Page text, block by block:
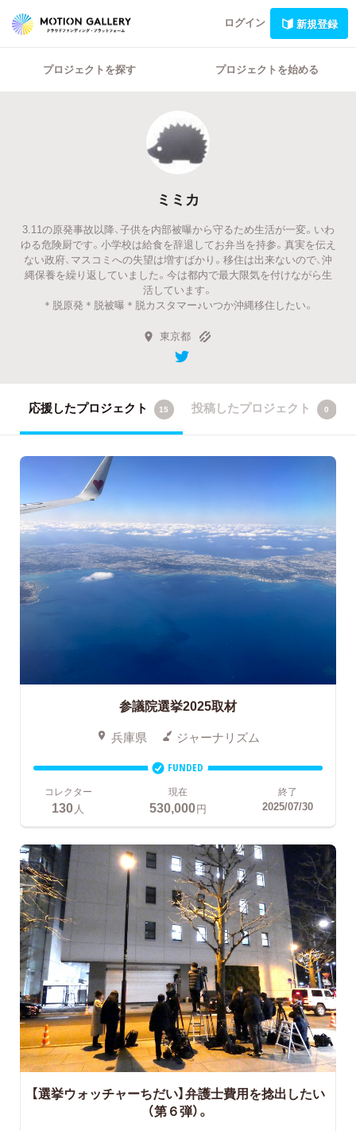
ログイン 新規登録
プロジェクトを探す プロジェクトを始める
ミミカ
3.11の原発事故以降、子供を内部被曝から守るため生活が一変。いわ
ゆる危険厨です。小学校は給食を辞退してお弁当を持参。真実を伝え
ない政府、マスコミへの失望は増すばかり。移住は出来ないので、沖
縄保養を繰り返していました。今は都内で最大限気を付けながら生
活しています。
＊脱原発＊脱被曝＊脱カスタマー♪いつか沖縄移住したい。
東京都
応援したプロジェクト 15 投稿したプロジェクト 0
参議院選挙2025取材
兵庫県 ジャーナリズム
FUNDED
コレクター
130 人
現在
530,000円
終了
2025/07/30
【選挙ウォッチャーちだい】弁護士費用を捻出したい
（第６弾）。